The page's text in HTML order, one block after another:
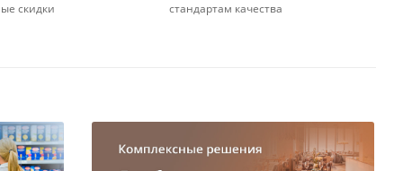
скидки
стандартам качества